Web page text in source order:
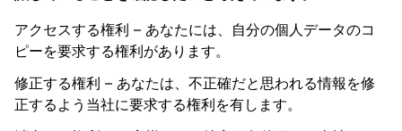
アクセスする権利 – あなたには、自分の個人データのコ
ピーを要求する権利があります。
修正する権利 – あなたは、不正確だと思われる情報を修
正するよう当社に要求する権利を有します。